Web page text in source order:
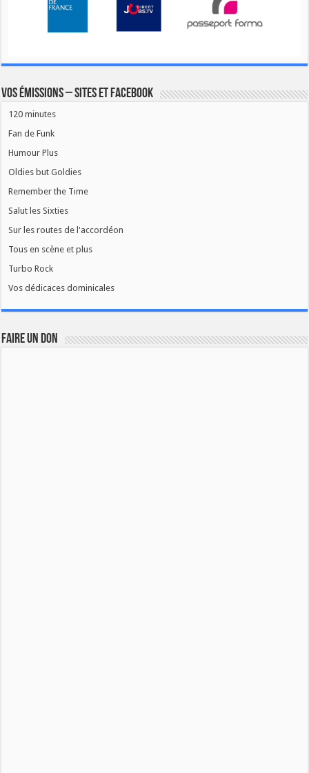
Vos émissions – Sites et Facebook
120 minutes
Fan de Funk
Humour Plus
Oldies but Goldies
Remember the Time
Salut les Sixties
Sur les routes de l'accordéon
Tous en scène et plus
Turbo Rock
Vos dédicaces dominicales
FAIRE UN DON